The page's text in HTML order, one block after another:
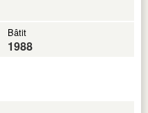
Bâtit
1988